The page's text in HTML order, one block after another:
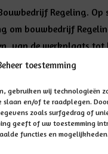
toestemming
gebruiken wij technologieën
en/of te raadplegen.
zoals surfgedrag of
geeft of uw toestemming
functies en mogelijkheden.
Regeling. Op
om bouwbedrijf
van de werkplaats tot
werden gezet en